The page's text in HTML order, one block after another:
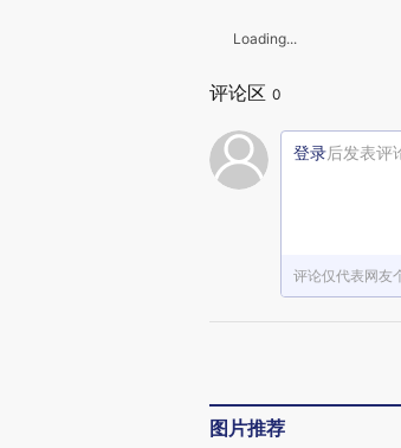
Loading...
评论区 0
登录后发表评
评论仅代表网友
图片推荐